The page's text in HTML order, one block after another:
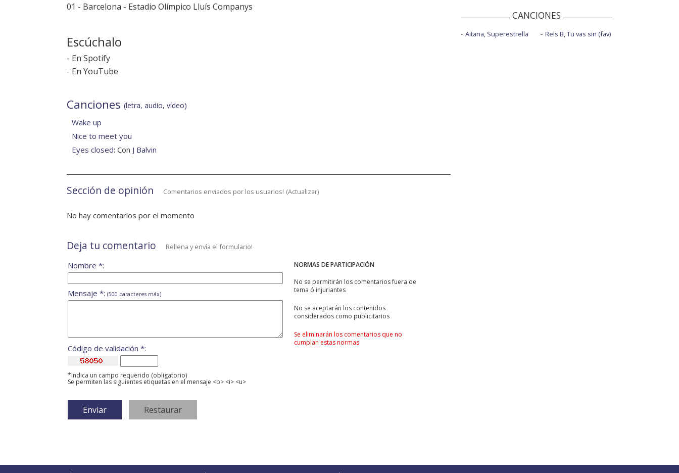
01 - Barcelona - Estadio Olímpico Lluís Companys
Escúchalo
- En Spotify
- En YouTube
Canciones (letra, audio, vídeo)
Wake up
Nice to meet you
Eyes closed: Con J Balvin
Sección de opinión Comentarios enviados por los usuarios! (Actualizar)
No hay comentarios por el momento
Deja tu comentario Rellena y envía el formulario!
NORMAS DE PARTICIPACIÓN
No se permitirán los comentarios fuera de
tema ó injuriantes
No se aceptarán los contenidos
considerados como publicitarios
Se eliminarán los comentarios que no
cumplan estas normas
Nombre *:
Mensaje *: (500 caracteres máx)
Código de validación *:
*Indica un campo requerido (obligatorio)
Se permiten las siguientes etiquetas en el mensaje <b> <i> <u>
CANCIONES
Aitana, Superestrella Rels B, Tu vas sin (fav)